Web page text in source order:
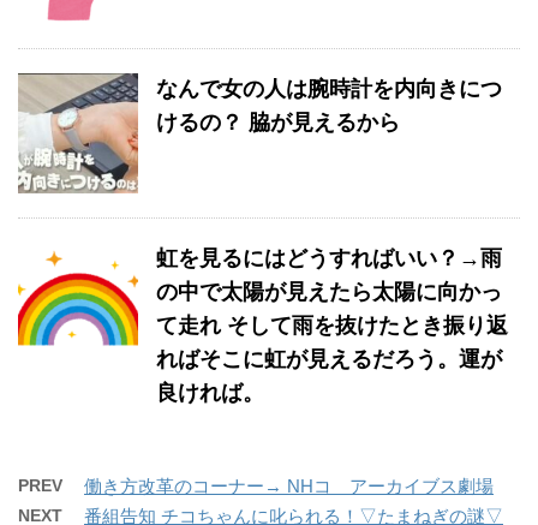
なんで女の人は腕時計を内向きにつ
けるの？ 脇が見えるから
虹を見るにはどうすればいい？→雨
の中で太陽が見えたら太陽に向かっ
て走れ そして雨を抜けたとき振り返
ればそこに虹が見えるだろう。運が
良ければ。
PREV 働き方改革のコーナー→ NHコ アーカイブス劇場
NEXT 番組告知 チコちゃんに叱られる！▽たまねぎの謎▽